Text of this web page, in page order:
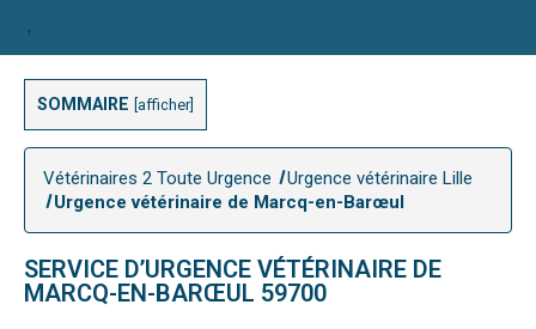
SOMMAIRE afficher
Vétérinaires 2 Toute Urgence
Urgence vétérinaire Lille
Urgence vétérinaire de Marcq-en-Barœul
SERVICE D’URGENCE VÉTÉRINAIRE DE
MARCQ-EN-BARŒUL 59700